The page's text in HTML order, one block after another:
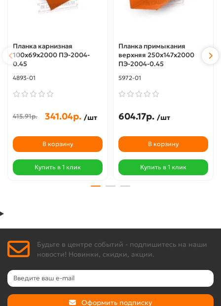
Планка карнизная
100х69х2000 ПЭ-2004-
0.45
4893-01
415.91р. 341.04р. /шт
В корзину
Купить в 1 клик
Планка примыкания
верхняя 250х147х2000
ПЭ-2004-0.45
5972-01
604.17р. /шт
В корзину
Купить в 1 клик
Будьте в центре событий - подпишитесь на наши
новости! Новинки, скидки, акции.
Оформить подписку